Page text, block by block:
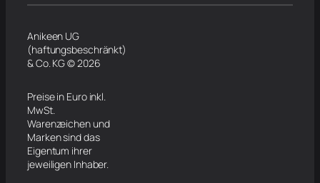
Anikeen UG
(haftungsbeschränkt)
& Co. KG © 2026
Preise in Euro inkl.
MwSt.
Warenzeichen und
Marken sind das
Eigentum ihrer
jeweiligen Inhaber.